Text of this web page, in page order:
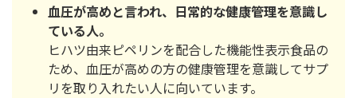
血圧が高めと言われ、日常的な健康管理を意識し
ている人。
ヒハツ由来ピペリンを配合した機能性表示食品の
ため、血圧が高めの方の健康管理を意識してサプ
リを取り入れたい人に向いています。